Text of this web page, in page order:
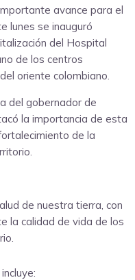
avance para el
lunes se inauguró
del Hospital
de los centros
oriente colombiano.
del gobernador de
la importancia de esta
de la
de nuestra tierra, con
la calidad de vida de los